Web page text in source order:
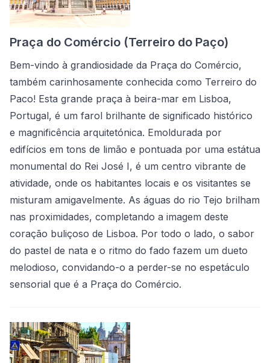
Praça do Comércio (Terreiro do Paço)
Bem-vindo à grandiosidade da Praça do Comércio,
também carinhosamente conhecida como Terreiro do
Paco! Esta grande praça à beira-mar em Lisboa,
Portugal, é um farol brilhante de significado histórico
e magnificência arquitetónica. Emoldurada por
edifícios em tons de limão e pontuada por uma estátua
monumental do Rei José I, é um centro vibrante de
atividade, onde os habitantes locais e os visitantes se
misturam amigavelmente. As águas do rio Tejo brilham
nas proximidades, completando a imagem deste
coração buliçoso de Lisboa. Por todo o lado, o sabor
do pastel de nata e o ritmo do fado fazem um dueto
melodioso, convidando-o a perder-se no espetáculo
sensorial que é a Praça do Comércio.